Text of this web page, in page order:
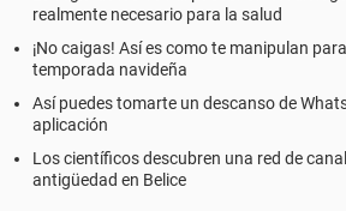
realmente necesario para la salud
¡No caigas! Así es como te manipulan
temporada navideña
Así puedes tomarte un descanso de
aplicación
Los científicos descubren una red de
antigüedad en Belice